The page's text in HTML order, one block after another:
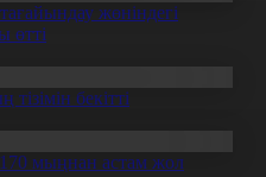
жөніндегі
өтті
бекітті
мыңнан астам жол